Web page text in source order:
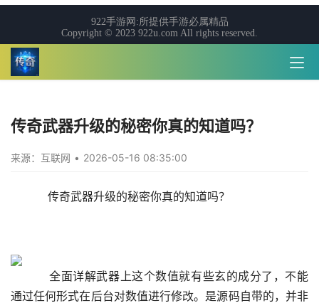
传奇武器升级的秘密你真的知道吗？
来源：互联网 • 2026-05-16 08:35:00
传奇武器升级的秘密你真的知道吗？
全面详解武器上这个数值就有些玄的成分了，不能
通过任何形式在后台对数值进行修改。是源码自带的，并非